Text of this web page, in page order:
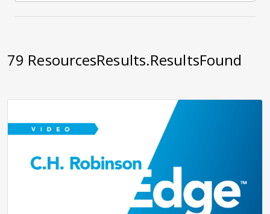
79 ResourcesResults.ResultsFound